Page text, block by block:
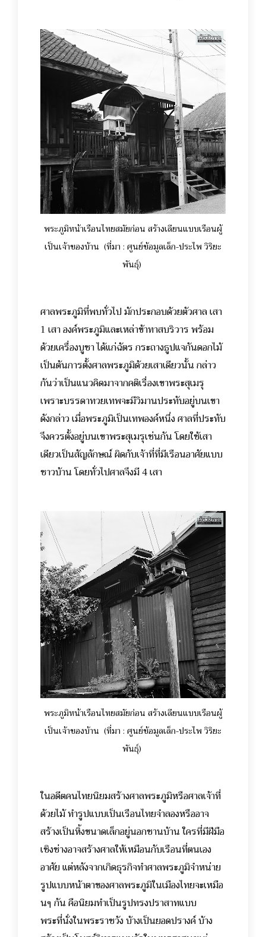
พระภูมิหน้าเรือนไทยสมัยก่อน สร้างเลียนแบบเรือนผู้
เป็นเจ้าของบ้าน (ที่มา : ศูนย์ข้อมูลเล็ก-ประไพ วิริยะ
พันธุ์)
ศาลพระภูมิที่พบทั่วไป มักประกอบด้วยตัวศาล เสา
1 เสา องค์พระภูมิและเหล่าข้าทาสบริวาร พร้อม
ด้วยเครื่องบูชา ได้แก่ฉัตร กระถางธูปแจกันดอกไม้
เป็นต้นการตั้งศาลพระภูมิด้วยเสาเดียวนั้น กล่าว
กันว่าเป็นแนวคิดมาจากคติเรื่องเขาพระสุเมรุ
เพราะบรรดาทวยเทพจะมีวิมานประทับอยู่บนเขา
ดังกล่าว เมื่อพระภูมิเป็นเทพองค์หนึ่ง ศาลที่ประทับ
จึงควรตั้งอยู่บนเขาพระสุเมรุเช่นกัน โดยใช้เสา
เดียวเป็นสัญลักษณ์ ผิดกับเจ้าที่ที่มีเรือนอาศัยแบบ
ชาวบ้าน โดยทั่วไปศาลจึงมี 4 เสา
พระภูมิหน้าเรือนไทยสมัยก่อน สร้างเลียนแบบเรือนผู้
เป็นเจ้าของบ้าน (ที่มา : ศูนย์ข้อมูลเล็ก-ประไพ วิริยะ
พันธุ์)
ในอดีตคนไทยนิยมสร้างศาลพระภูมิหรือศาลเจ้าที่
ด้วยไม้ ทำรูปแบบเป็นเรือนไทยจำลองหรืออาจ
สร้างเป็นหิ้งขนาดเล็กอยู่นอกชานบ้าน ใครที่มีฝีมือ
เชิงช่างอาจสร้างศาลให้เหมือนกับเรือนที่ตนเอง
อาศัย แต่หลังจากเกิดธุรกิจทำศาลพระภูมิจำหน่าย
รูปแบบหน้าตาของศาลพระภูมิในเมืองไทยจะเหมือ
นๆ กัน คือนิยมทำเป็นรูปทรงปราสาทแบบ
พระที่นั่งในพระราชวัง บ้างเป็นยอดปรางค์ บ้าง